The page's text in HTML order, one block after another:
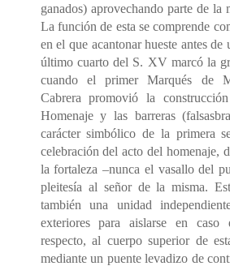
ganados) aprovechando parte de
La función de esta se comprende
en el que acantonar hueste antes
último cuarto del S. XV marcó la
cuando el primer Marqués de
Cabrera promovió la
Homenaje y las barreras
carácter simbólico de la primera
celebración del acto del homenaje,
la fortaleza –nunca el vasallo del
pleitesía al señor de la misma.
también una unidad
exteriores para aislarse en
respecto, al cuerpo superior de
mediante un puente levadizo de